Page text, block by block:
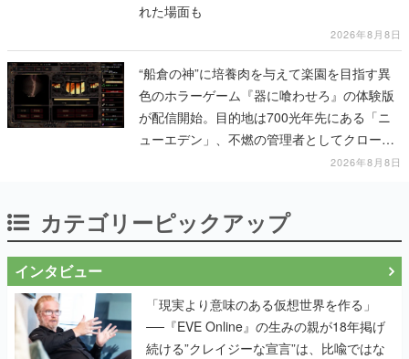
れた場面も
2026年8月8日
“船倉の神”に培養肉を与えて楽園を目指す異
色のホラーゲーム『器に喰わせろ』の体験版
が配信開始。目的地は700光年先にある「ニ
ューエデン」、不燃の管理者としてクローン
人間を増やし、加工して神に捧げる2026年8月8日
カテゴリーピックアップ
インタビュー
「現実より意味のある仮想世界を作る」
──『EVE Online』の生みの親が18年掲げ
続ける”クレイジーな宣言”は、比喩ではな